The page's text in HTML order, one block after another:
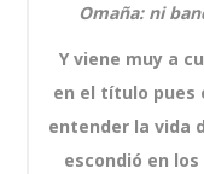
Omaña: ni
Y viene muy a
en el título pues
entender la vida
escondió en